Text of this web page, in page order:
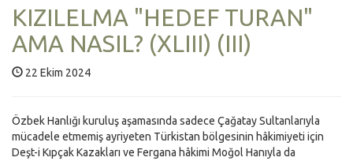
KIZILELMA "HEDEF TURAN"
AMA NASIL? (XLIII) (III)
22 Ekim 2024
Özbek Hanlığı kuruluş aşamasında sadece Çağatay Sultanlarıyla
mücadele etmemiş ayriyeten Türkistan bölgesinin hâkimiyeti için
Deşt-i Kıpçak Kazakları ve Fergana hâkimi Moğol Hanıyla da